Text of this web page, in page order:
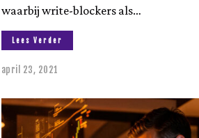
waarbij write-blockers als…
Lees Verder
april 23, 2021
u
s